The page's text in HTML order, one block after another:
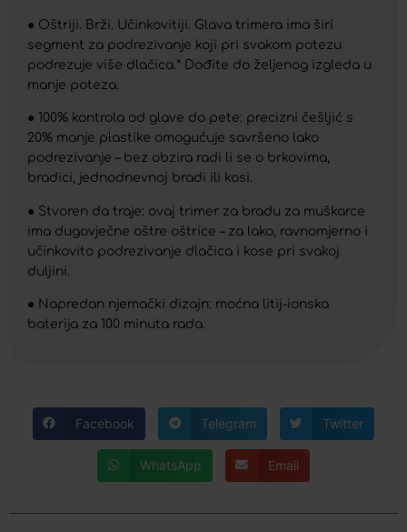
● Oštriji. Brži. Učinkovitiji. Glava trimera ima širi
segment za podrezivanje koji pri svakom potezu
podrezuje više dlačica.* Dođite do željenog izgleda u
manje poteza.
● 100% kontrola od glave do pete: precizni češljić s
20% manje plastike omogućuje savršeno lako
podrezivanje – bez obzira radi li se o brkovima,
bradici, jednodnevnoj bradi ili kosi.
● Stvoren da traje: ovaj trimer za bradu za muškarce
ima dugovječne oštre oštrice – za lako, ravnomjerno i
učinkovito podrezivanje dlačica i kose pri svakoj
duljini.
● Napredan njemački dizajn: moćna litij-ionska
baterija za 100 minuta rada.
Facebook Telegram Twitter
WhatsApp Email